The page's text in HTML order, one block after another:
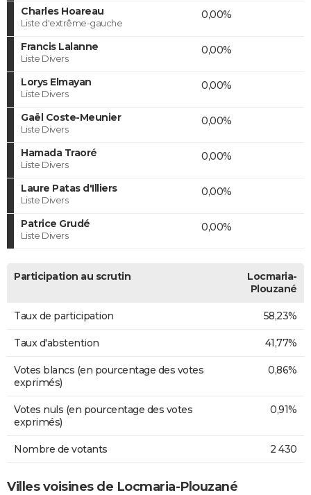
Charles Hoareau
Liste d'extrême-gauche
0,00%
Francis Lalanne
Liste Divers
0,00%
Lorys Elmayan
Liste Divers
0,00%
Gaël Coste-Meunier
Liste Divers
0,00%
Hamada Traoré
Liste Divers
0,00%
Laure Patas d'Illiers
Liste Divers
0,00%
Patrice Grudé
Liste Divers
0,00%
Participation au scrutin
Locmaria-
Plouzané
Taux de participation 58,23%
Taux d'abstention 41,77%
Votes blancs (en pourcentage des votes
exprimés)
0,86%
Votes nuls (en pourcentage des votes
exprimés)
0,91%
Nombre de votants 2 430
Villes voisines de Locmaria-Plouzané